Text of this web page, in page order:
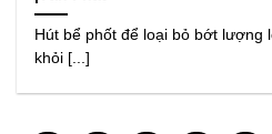
Hút bể phốt để loại bỏ bớt lượng
khỏi [...]